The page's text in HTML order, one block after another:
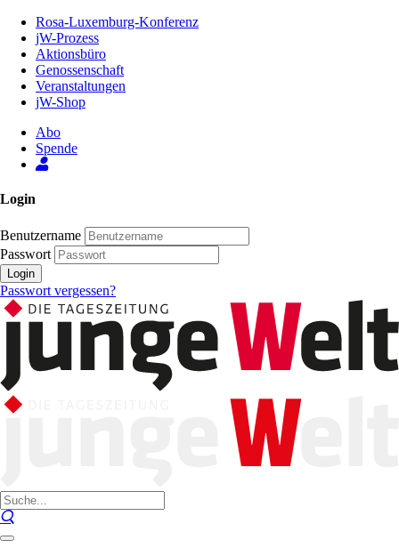
Inhalt
Seite
Rosa-Luxemburg-Konferenz
jW-Prozess
Aktionsbüro
Genossenschaft
Veranstaltungen
jW-Shop
Abo
Spende
Login
Benutzername
Passwort
Login
Passwort vergessen?